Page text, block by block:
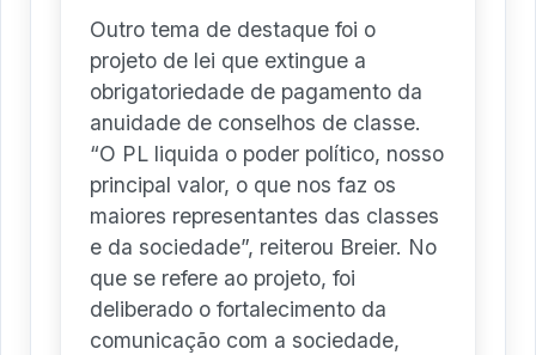
Outro tema de destaque foi o
projeto de lei que extingue a
obrigatoriedade de pagamento da
anuidade de conselhos de classe.
“O PL liquida o poder político, nosso
principal valor, o que nos faz os
maiores representantes das classes
e da sociedade”, reiterou Breier. No
que se refere ao projeto, foi
deliberado o fortalecimento da
comunicação com a sociedade,